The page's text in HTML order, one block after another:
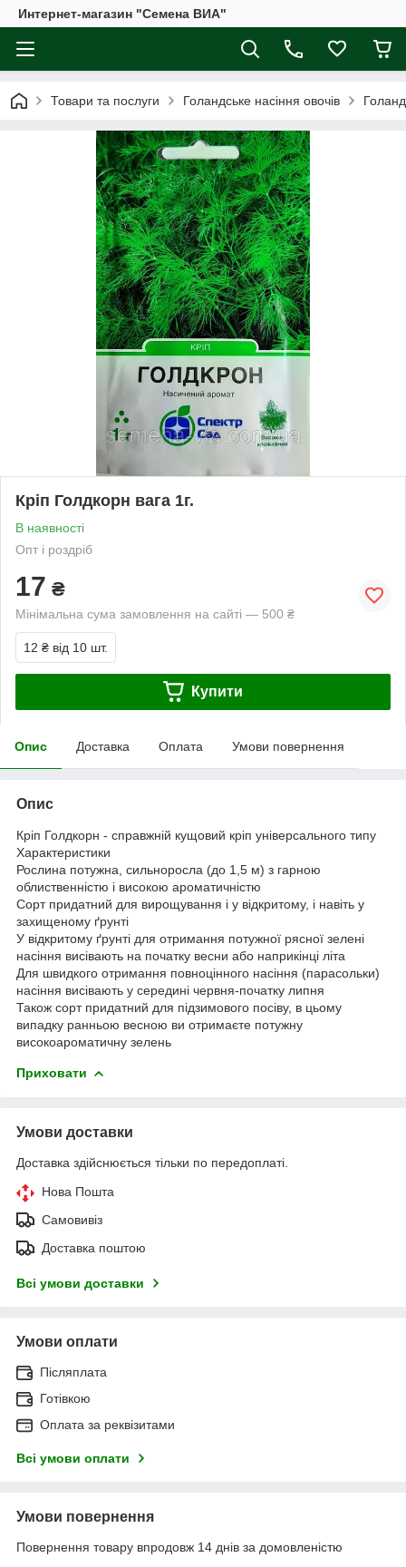
Интернет-магазин "Семена ВИА"
Товари та послуги Голандське насіння овочів
Кріп Голдкорн вага 1г.
В наявності
Опт і роздріб
17 ₴
Мінімальна сума замовлення на сайті — 500 ₴
12 ₴ від 10 шт.
Купити
Опис Доставка Оплата Умови повернення
Опис
Кріп Голдкорн - справжній кущовий кріп універсального типу
Характеристики
Рослина потужна, сильноросла (до 1,5 м) з гарною
облиственністю і високою ароматичністю
Сорт придатний для вирощування і у відкритому, і навіть у
захищеному ґрунті
У відкритому ґрунті для отримання потужної рясної зелені
насіння висівають на початку весни або наприкінці літа
Для швидкого отримання повноцінного насіння (парасольки)
насіння висівають у середині червня-початку липня
Також сорт придатний для підзимового посіву, в цьому
випадку ранньою весною ви отримаєте потужну
високоароматичну зелень
Приховати
Умови доставки
Доставка здійснюється тільки по передоплаті.
Нова Пошта
Самовивіз
Доставка поштою
Всі умови доставки
Умови оплати
Післяплата
Готівкою
Оплата за реквізитами
Всі умови оплати
Умови повернення
Повернення товару впродовж 14 днів за домовленістю